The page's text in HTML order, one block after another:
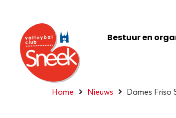
Bestuur en
Home Nieuws Dames Friso